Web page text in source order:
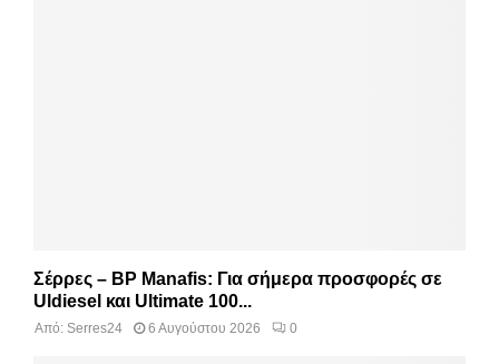
Σέρρες – BP Manafis: Για σήμερα προσφορές σε
Uldiesel και Ultimate 100...
Από: Serres24 6 Αυγούστου 2026 0